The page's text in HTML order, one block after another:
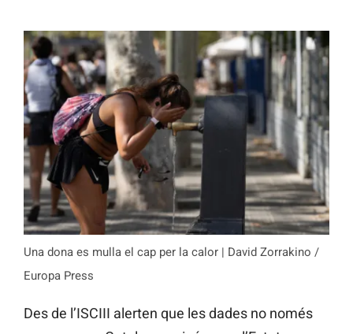
Una dona es mulla el cap per la calor | David Zorrakino /
Europa Press
Des de l’ISCIII alerten que les dades no només